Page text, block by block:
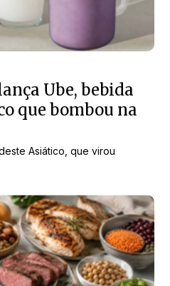
Ube, bebida
que bombou na
Asiático, que virou